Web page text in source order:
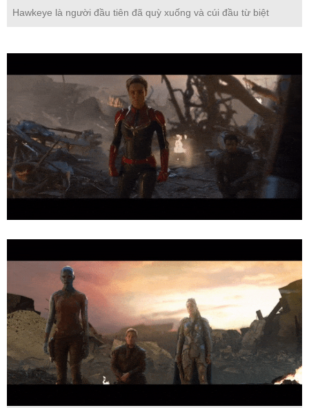
Hawkeye là người đầu tiên đã quỳ xuống và cúi đầu từ biệt